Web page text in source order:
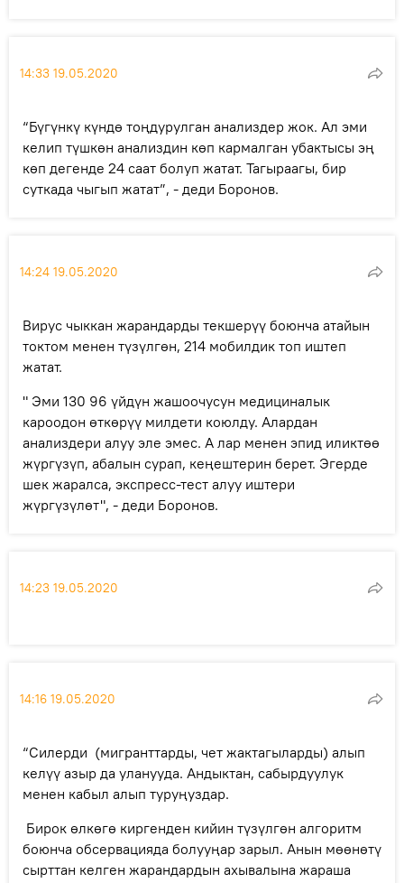
14:33 19.05.2020
“Бүгүнкү күндө тоңдурулган анализдер жок. Ал эми
келип түшкөн анализдин көп кармалган убактысы эң
көп дегенде 24 саат болуп жатат. Тагыраагы, бир
суткада чыгып жатат”, - деди Боронов.
14:24 19.05.2020
Вирус чыккан жарандарды текшерүү боюнча атайын
токтом менен түзүлгөн, 214 мобилдик топ иштеп
жатат.
" Эми 130 96 үйдүн жашоочусун медициналык
кароодон өткөрүү милдети коюлду. Алардан
анализдери алуу эле эмес. А лар менен эпид иликтөө
жүргүзүп, абалын сурап, кеңештерин берет. Эгерде
шек жаралса, экспресс-тест алуу иштери
жүргүзүлөт", - деди Боронов.
14:23 19.05.2020
14:16 19.05.2020
“Силерди (мигранттарды, чет жактагыларды) алып
келүү азыр да уланууда. Андыктан, сабырдуулук
менен кабыл алып туруңуздар.
Бирок өлкөгө киргенден кийин түзүлгөн алгоритм
боюнча обсервацияда болууңар зарыл. Анын мөөнөтү
сырттан келген жарандардын ахывалына жараша